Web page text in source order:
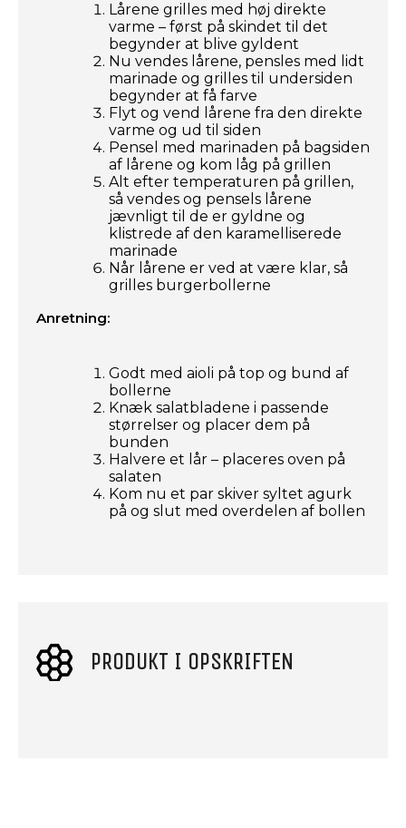
Lårene grilles med høj direkte
varme – først på skindet til det
begynder at blive gyldent
Nu vendes lårene, pensles med lidt
marinade og grilles til undersiden
begynder at få farve
Flyt og vend lårene fra den direkte
varme og ud til siden
Pensel med marinaden på bagsiden
af lårene og kom låg på grillen
Alt efter temperaturen på grillen,
så vendes og pensels lårene
jævnligt til de er gyldne og
klistrede af den karamelliserede
marinade
Når lårene er ved at være klar, så
grilles burgerbollerne
Anretning:
Godt med aioli på top og bund af
bollerne
Knæk salatbladene i passende
størrelser og placer dem på
bunden
Halvere et lår – placeres oven på
salaten
Kom nu et par skiver syltet agurk
på og slut med overdelen af bollen
PRODUKT I OPSKRIFTEN